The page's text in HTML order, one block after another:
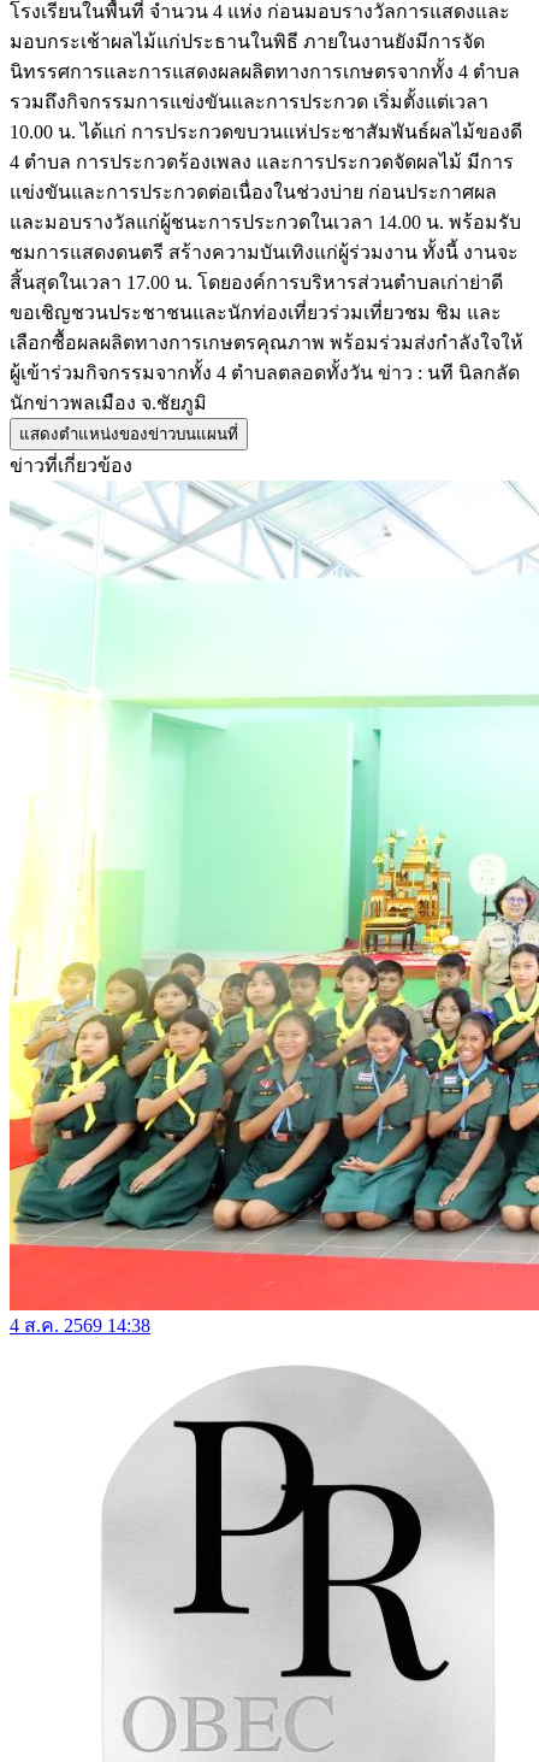
โรงเรียนในพื้นที่ จำนวน 4 แห่ง ก่อนมอบรางวัลการแสดงและ
มอบกระเช้าผลไม้แก่ประธานในพิธี ภายในงานยังมีการจัด
นิทรรศการและการแสดงผลผลิตทางการเกษตรจากทั้ง 4 ตำบล
รวมถึงกิจกรรมการแข่งขันและการประกวด เริ่มตั้งแต่เวลา
10.00 น. ได้แก่ การประกวดขบวนแห่ประชาสัมพันธ์ผลไม้ของดี
4 ตำบล การประกวดร้องเพลง และการประกวดจัดผลไม้ มีการ
แข่งขันและการประกวดต่อเนื่องในช่วงบ่าย ก่อนประกาศผล
และมอบรางวัลแก่ผู้ชนะการประกวดในเวลา 14.00 น. พร้อมรับ
ชมการแสดงดนตรี สร้างความบันเทิงแก่ผู้ร่วมงาน ทั้งนี้ งานจะ
สิ้นสุดในเวลา 17.00 น. โดยองค์การบริหารส่วนตำบลเก่าย่าดี
ขอเชิญชวนประชาชนและนักท่องเที่ยวร่วมเที่ยวชม ชิม และ
เลือกซื้อผลผลิตทางการเกษตรคุณภาพ พร้อมร่วมส่งกำลังใจให้
ผู้เข้าร่วมกิจกรรมจากทั้ง 4 ตำบลตลอดทั้งวัน ข่าว : นที นิลกลัด
นักข่าวพลเมือง จ.ชัยภูมิ
แสดงตำแหน่งของข่าวบนแผนที่
ข่าวที่เกี่ยวข้อง
4 ส.ค. 2569 14:38